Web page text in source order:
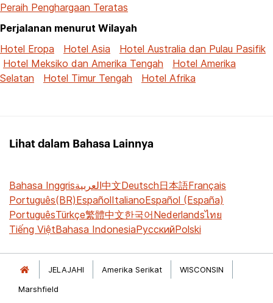
Peraih Penghargaan Teratas
Perjalanan menurut Wilayah
Hotel Eropa
Hotel Asia
Hotel Australia dan Pulau Pasifik
Hotel Meksiko dan Amerika Tengah
Hotel Amerika
Selatan
Hotel Timur Tengah Hotel Afrika
Lihat dalam Bahasa Lainnya
Bahasa Inggrisالعربية中文Deutsch日本語Français
Português(BR)EspañolItalianoEspañol (España)
PortuguêsTürkçe繁體中文한국어Nederlandsไทย
Tiếng ViệtBahasa IndonesiaРусскийPolski
JELAJAHI Amerika Serikat
WISCONSIN
Marshfield